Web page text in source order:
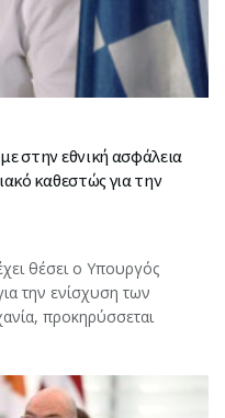
στην εθνική ασφάλεια
καθεστώς για την
θέσει ο Υπουργός
την ενίσχυση των
προκηρύσσεται